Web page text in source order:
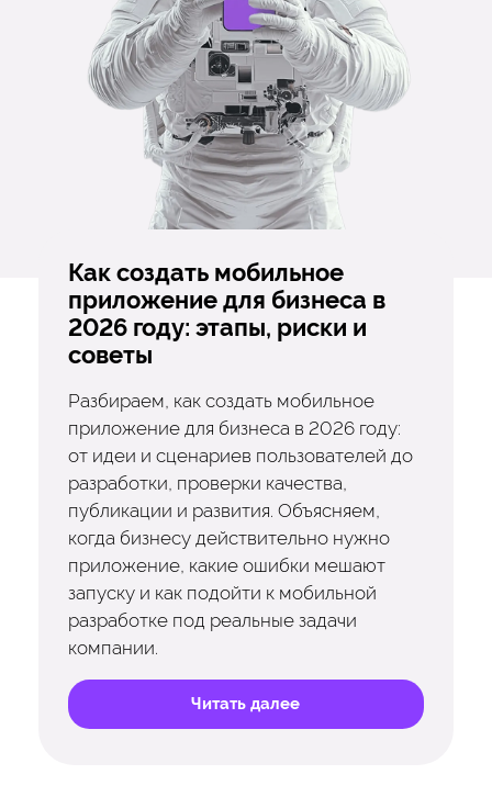
Как создать мобильное
приложение для бизнеса в
2026 году: этапы, риски и
советы
Разбираем, как создать мобильное
приложение для бизнеса в 2026 году:
от идеи и сценариев пользователей до
разработки, проверки качества,
публикации и развития. Объясняем,
когда бизнесу действительно нужно
приложение, какие ошибки мешают
запуску и как подойти к мобильной
разработке под реальные задачи
компании.
Читать далее